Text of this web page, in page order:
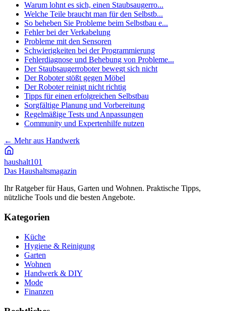
Warum lohnt es sich, einen Staubsaugerro...
Welche Teile braucht man für den Selbstb...
So beheben Sie Probleme beim Selbstbau e...
Fehler bei der Verkabelung
Probleme mit den Sensoren
Schwierigkeiten bei der Programmierung
Fehlerdiagnose und Behebung von Probleme...
Der Staubsaugerroboter bewegt sich nicht
Der Roboter stößt gegen Möbel
Der Roboter reinigt nicht richtig
Tipps für einen erfolgreichen Selbstbau
Sorgfältige Planung und Vorbereitung
Regelmäßige Tests und Anpassungen
Community und Expertenhilfe nutzen
← Mehr aus Handwerk
haushalt101
Das Haushaltsmagazin
Ihr Ratgeber für Haus, Garten und Wohnen. Praktische Tipps,
nützliche Tools und die besten Angebote.
Kategorien
Küche
Hygiene & Reinigung
Garten
Wohnen
Handwerk & DIY
Mode
Finanzen